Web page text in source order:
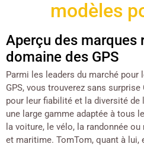
modèles
Aperçu des marques
domaine des GPS
Parmi les leaders du marché
GPS, vous trouverez sans
pour leur fiabilité et la diversité
une large gamme adaptée à tous
la voiture, le vélo, la randonnée
et maritime. TomTom, quant à